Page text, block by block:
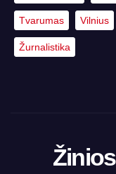
Tvarumas Vilnius
Žurnalistika